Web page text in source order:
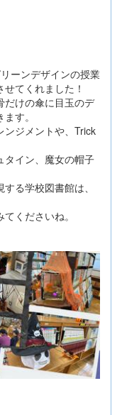
ーンデザインの授業
てくれました！
だけの傘に目玉のデ
す。
ンジメントや、Trick
タイン、魔女の帽子
る学校図書館は、
くださいね。